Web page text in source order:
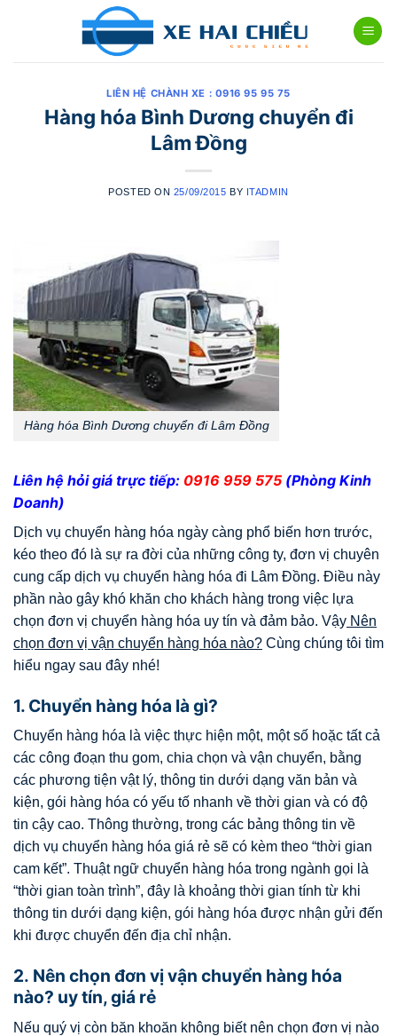
LIÊN HỆ CHÀNH XE : 0916 95 95 75
Hàng hóa Bình Dương chuyển đi
Lâm Đồng
POSTED ON 25/09/2015 BY ITADMIN
Hàng hóa Bình Dương chuyển đi Lâm Đồng
Liên hệ hỏi giá trực tiếp: 0916 959 575 (Phòng Kinh
Doanh)
Dịch vụ chuyển hàng hóa ngày càng phổ biến hơn trước,
kéo theo đó là sự ra đời của những công ty, đơn vị chuyên
cung cấp dịch vụ chuyển hàng hóa đi Lâm Đồng. Điều này
phần nào gây khó khăn cho khách hàng trong việc lựa
chọn đơn vị chuyển hàng hóa uy tín và đảm bảo. Vậy Nên
chọn đơn vị vận chuyển hàng hóa nào? Cùng chúng tôi tìm
hiểu ngay sau đây nhé!
1. Chuyển hàng hóa là gì?
Chuyển hàng hóa là việc thực hiện một, một số hoặc tất cả
các công đoạn thu gom, chia chọn và vận chuyển, bằng
các phương tiện vật lý, thông tin dưới dạng văn bản và
kiện, gói hàng hóa có yếu tố nhanh về thời gian và có độ
tin cậy cao. Thông thường, trong các bảng thông tin về
dịch vụ chuyển hàng hóa giá rẻ sẽ có kèm theo “thời gian
cam kết”. Thuật ngữ chuyển hàng hóa trong ngành gọi là
“thời gian toàn trình”, đây là khoảng thời gian tính từ khi
thông tin dưới dạng kiện, gói hàng hóa được nhận gửi đến
khi được chuyển đến địa chỉ nhận.
2. Nên chọn đơn vị vận chuyển hàng hóa
nào? uy tín, giá rẻ
Nếu quý vị còn băn khoăn không biết nên chọn đơn vị nào